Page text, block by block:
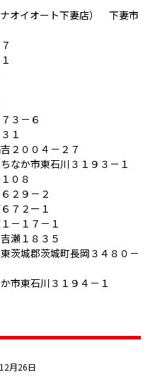
オイオート下妻店） 下妻市
３－６
１
２００４－２７
なか市東石川３１９３－１
０８
２９－２
７２ー１
－１７－１
瀬１８３５
茨城郡茨城町長岡３４８０－
市東石川３１９４－１
月26日